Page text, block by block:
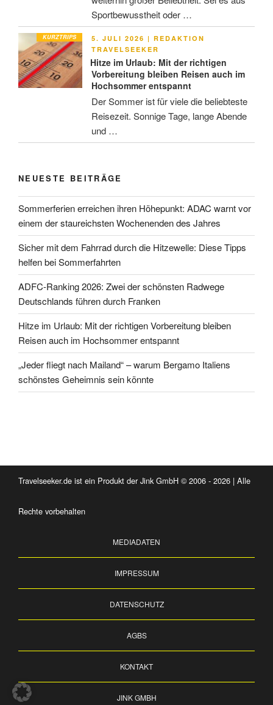
Sportbewusstheit oder …
KURZTRIPS
VERÖFFENTLICHT
AM
5. JULI 2026 | REDAKTION
TRAVELSEEKER
Hitze im Urlaub: Mit der richtigen
Vorbereitung bleiben Reisen auch im
Hochsommer entspannt
Der Sommer ist für viele die beliebteste
Reisezeit. Sonnige Tage, lange Abende
und …
NEUESTE BEITRÄGE
Sommerferien erreichen ihren Höhepunkt: ADAC warnt vor
einem der staureichsten Wochenenden des Jahres
Sicher mit dem Fahrrad durch die Hitzewelle: Diese Tipps
helfen bei Sommerfahrten
ADFC-Ranking 2026: Zwei der schönsten Radwege
Deutschlands führen durch Franken
Hitze im Urlaub: Mit der richtigen Vorbereitung bleiben
Reisen auch im Hochsommer entspannt
„Jeder fliegt nach Mailand“ – warum Bergamo Italiens
schönstes Geheimnis sein könnte
Travelseeker.de ist ein Produkt der Jink GmbH © 2006 - 2026 | Alle
Rechte vorbehalten
MEDIADATEN
IMPRESSUM
DATENSCHUTZ
AGBS
KONTAKT
JINK GMBH